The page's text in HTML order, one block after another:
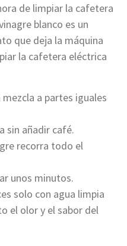
de limpiar la cafetera
blanco es un
que deja la máquina
la cafetera eléctrica
a partes iguales
sin añadir café.
recorra todo el
unos minutos.
solo con agua limpia
el olor y el sabor del